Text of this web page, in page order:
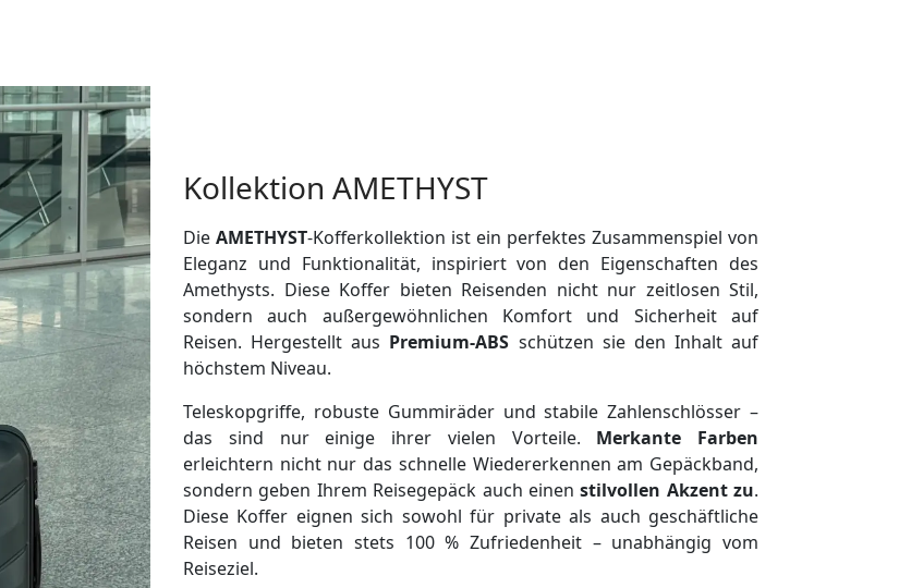
Kollektion AMETHYST
Die AMETHYST-Kofferkollektion ist ein perfektes Zusammenspiel von
Eleganz und Funktionalität, inspiriert von den Eigenschaften des
Amethysts. Diese Koffer bieten Reisenden nicht nur zeitlosen Stil,
sondern auch außergewöhnlichen Komfort und Sicherheit auf
Reisen. Hergestellt aus Premium-ABS schützen sie den Inhalt auf
höchstem Niveau.
Teleskopgriffe, robuste Gummiräder und stabile Zahlenschlösser –
das sind nur einige ihrer vielen Vorteile. Merkante Farben
erleichtern nicht nur das schnelle Wiedererkennen am Gepäckband,
sondern geben Ihrem Reisegepäck auch einenstilvollen Akzent zu.
Diese Koffer eignen sich sowohl für private als auch geschäftliche
Reisen und bieten stets 100 % Zufriedenheit – unabhängig vom
Reiseziel.